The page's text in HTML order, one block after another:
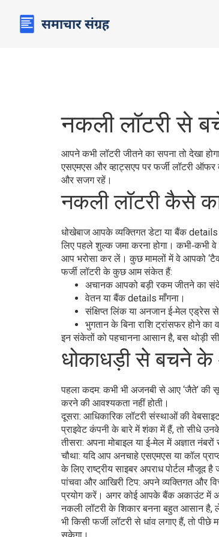
नकली लॉटरी से
आपने कभी लॉटरी जीतने का सपना तो देखा
एसएमएस और व्हाट्सएप पर फर्जी लॉटरी ऑफर
और सजग रहें।
नकली लॉटरी कैसे
धोखेबाज आपके व्यक्तिगत डेटा या बैंक
लिए पहले शुल्क जमा करना होगा। कभी‑कभी
आप भरोसा कर लें। कुछ मामलों में वे आपको
फर्जी लॉटरी के कुछ आम संकेत हैं:
अचानक आपको बड़ी रकम जीतने का
वेतन या बैंक details माँगना।
संक्षिप्त लिंक या अनजान ई‑मेल एड्रेस
भुगतान के बिना राशि ट्रांसफर होने का
इन संकेतों को पहचानना आसान है, बस थोड़ी
धोकाधड़ी से बचने
पहला कदम: कभी भी अजनबी से आए ‘जैते’ की
करने की आवश्यकता नहीं होती।
दूसरा: आधिकारिक लॉटरी संस्थाओं की
प्राइवेट कंपनी के बारे में शंका में हैं, तो सीधे
तीसरा: अपना मोबाइल या ई‑मेल में अज्ञात
चौथा: यदि आप अनचाहे एसएमएस या कॉल
के लिए राष्ट्रीय साइबर अपराध पोर्टल
पांचवा और आखिरी टिप: अपने व्यक्तिगत और
प्रयोग करें। अगर कोई आपके बैंक अकाउंट में
नकली लॉटरी के शिकार बनना बहुत आसान
भी किसी फर्जी लॉटरी से धांव लगाए हैं, तो